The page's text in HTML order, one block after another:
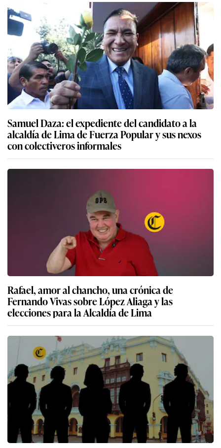
Samuel Daza: el expediente del candidato a la
alcaldía de Lima de Fuerza Popular y sus nexos
con colectiveros informales
Rafael, amor al chancho, una crónica de
Fernando Vivas sobre López Aliaga y las
elecciones para la Alcaldía de Lima